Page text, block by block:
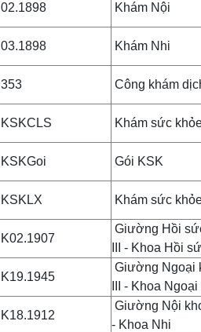
02.1898 Khám Nội
03.1898 Khám Nhi
353 Công khám
KSKCLS Khám sức
KSKGoi Gói KSK
KSKLX Khám sức
K02.1907
Giường Hồi
III - Khoa Hồi
K19.1945
Giường Ngoại
III - Khoa
K18.1912
Giường Nội
- Khoa Nhi